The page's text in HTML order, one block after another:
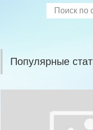
Популярные